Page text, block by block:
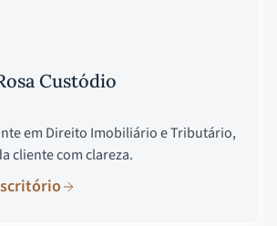
Custódio
em Direito Imobiliário e Tributário,
cliente com clareza.